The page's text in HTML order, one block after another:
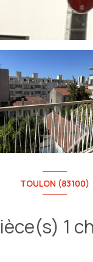
TOULON (83100)